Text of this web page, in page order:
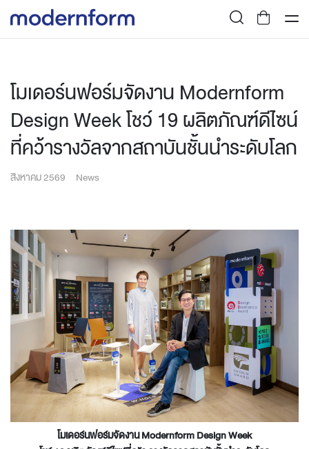
โมเดอร์นฟอร์มจัดงาน Modernform
Design Week โชว์ 19 ผลิตภัณฑ์ดีไซน์
ที่คว้ารางวัลจากสถาบันชั้นนำระดับโลก
สิงหาคม 2569 News
โมเดอร์นฟอร์มจัดงานModernform Design Week